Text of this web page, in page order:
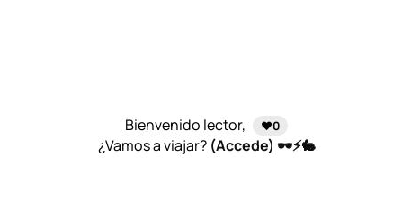
Bienvenido lector, ❤️0
¿Vamos a viajar? (Accede) 🕶️⚡🐇